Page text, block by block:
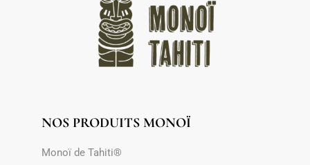
NOS PRODUITS MONOÏ
Monoï de Tahiti®